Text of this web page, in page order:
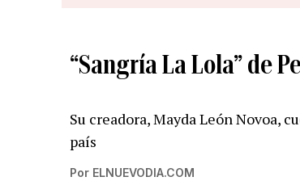
“Sangría La Lola” de
Su creadora, Mayda León Novoa,
país
Por ELNUEVODIA.COM